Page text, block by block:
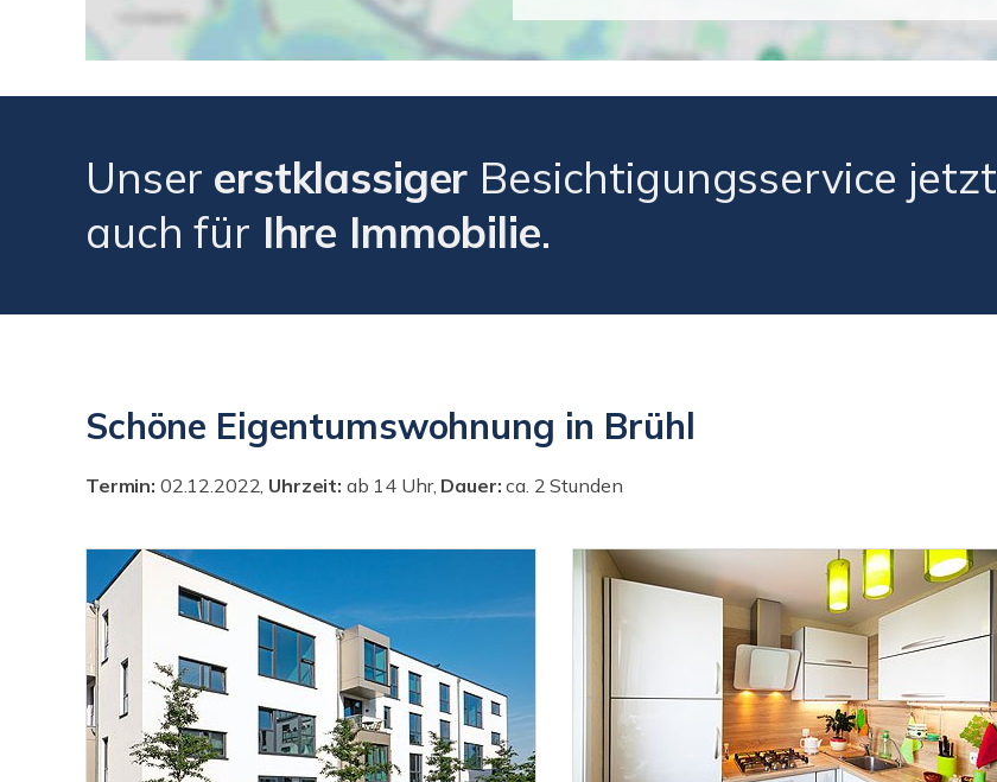
Unser erstklassiger Besichtigungsservice jetzt
auch für Ihre Immobilie.
Schöne Eigentumswohnung in Brühl
Termin: 02.12.2022, Uhrzeit: ab 14 Uhr, Dauer: ca. 2 Stunden